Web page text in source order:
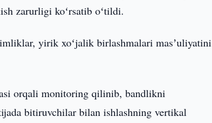
zarurligi koʻrsatib oʻtildi.
yirik xoʻjalik birlashmalari masʼuliyatini
orqali monitoring qilinib, bandlikni
bitiruvchilar bilan ishlashning vertikal